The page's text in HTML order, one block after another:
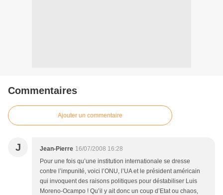
Commentaires
Ajouter un commentaire
J Jean-Pierre 16/07/2008 16:28
Pour une fois qu’une institution internationale se dresse
contre l’impunité, voici l’ONU, l’UA et le président américain
qui invoquent des raisons politiques pour déstabiliser Luis
Moreno-Ocampo ! Qu’il y ait donc un coup d’Etat ou chaos,